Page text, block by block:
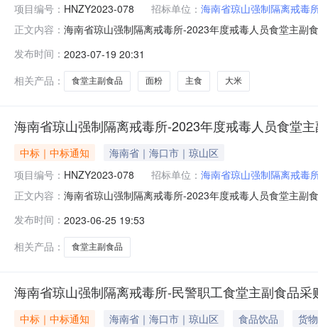
项目编号： HNZY2023-078 招标单位： 海南省琼山强制隔离戒毒
正文内容： 海南省琼山强制隔离戒毒所-2023年度戒毒人员食堂主副
系方式：项目联系人：邱工项目联系电话：0898-
位联系方式
发布时间： 2023-07-19 20:31
相关产品：
食堂主副食品 面粉 主食 大米
海南省琼山强制隔离戒毒所-2023年度戒毒人员食堂
中标｜中标通知
海南省｜海口市｜琼山区
项目编号： HNZY2023-078 招标单位： 海南省琼山强制隔离戒毒
正文内容： 海南省琼山强制隔离戒毒所-2023年度戒毒人员食堂主副
年度戒毒人员食堂主副食品采购下浮率(%)：3.0000000
发布时间： 2023-06-25 19:53
相关产品：
食堂主副食品
海南省琼山强制隔离戒毒所-民警职工食堂主副食品采
中标｜中标通知 海南省｜海口市｜琼山区 食品饮品
货物